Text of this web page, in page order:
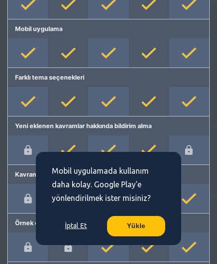
Mobil uygulama
Farklı tema seçenekleri
Yeni eklenen kavramlar hakkında bildirim alma
Kavram önerme
Örnek cümleler
Mobil uygulamada kullanım
daha kolay. Google Play'e
yönlendirilmek ister misiniz?
İptal Et Yükle